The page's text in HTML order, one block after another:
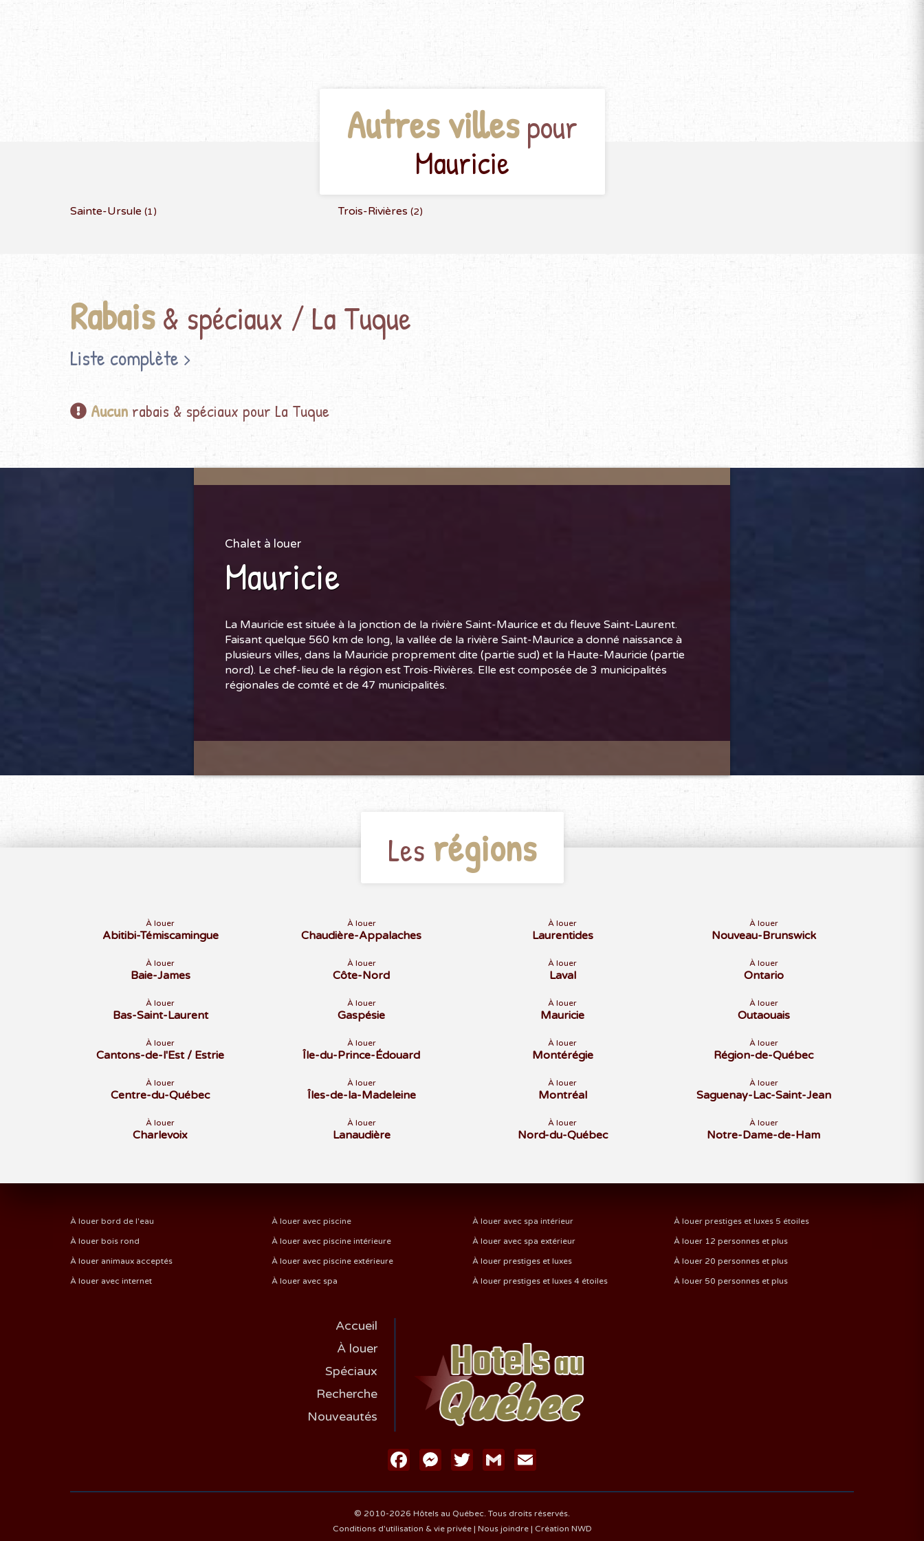
Autres villespour
Mauricie
Sainte-Ursule (1) Trois-Rivières (2)
Rabais& spéciaux / La Tuque
Liste complète
Aucun rabais & spéciaux pour La Tuque
Chalet à louer
Mauricie
La Mauricie est située à la jonction de la rivière Saint-Maurice et du fleuve Saint-Laurent.
Faisant quelque 560 km de long, la vallée de la rivière Saint-Maurice a donné naissance à
plusieurs villes, dans la Mauricie proprement dite (partie sud) et la Haute-Mauricie (partie
nord). Le chef-lieu de la région est Trois-Rivières. Elle est composée de 3 municipalités
régionales de comté et de 47 municipalités.
Les régions
À louer
Abitibi-Témiscamingue
À louer
Baie-James
À louer
Bas-Saint-Laurent
À louer
Cantons-de-l'Est / Estrie
À louer
Centre-du-Québec
À louer
Charlevoix
À louer
Chaudière-Appalaches
À louer
Côte-Nord
À louer
Gaspésie
À louer
Île-du-Prince-Édouard
À louer
Îles-de-la-Madeleine
À louer
Lanaudière
À louer
Laurentides
À louer
Laval
À louer
Mauricie
À louer
Montérégie
À louer
Montréal
À louer
Nord-du-Québec
À louer
Nouveau-Brunswick
À louer
Ontario
À louer
Outaouais
À louer
Région-de-Québec
À louer
Saguenay-Lac-Saint-Jean
À louer
Notre-Dame-de-Ham
À louer bord de l'eau
À louer bois rond
À louer animaux acceptés
À louer avec internet
À louer avec piscine
À louer avec piscine intérieure
À louer avec piscine extérieure
À louer avec spa
À louer avec spa intérieur
À louer avec spa extérieur
À louer prestiges et luxes
À louer prestiges et luxes 4 étoiles
À louer prestiges et luxes 5 étoiles
À louer 12 personnes et plus
À louer 20 personnes et plus
À louer 50 personnes et plus
Accueil
À louer
Spéciaux
Recherche
Nouveautés
FacebookMessenger
Twitter Gmail
© 2010-2026 Hôtels au Québec. Tous droits réservés.
Conditions d'utilisation & vie privée| Nous joindre| Création NWD